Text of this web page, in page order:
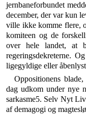
jernbaneforbundet
december, der var kun
ville ikke komme flere,
komiteen og de
over hele landet, at
regeringsdekreterne.
ligegyldige eller
Oppositionens
dag udkom under nye
sarkasme5. Selv Nyt
af demagogi og